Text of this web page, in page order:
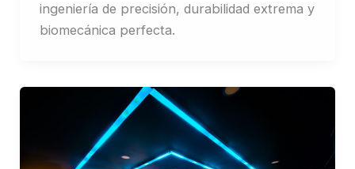
ingeniería de precisión, durabilidad extrema y
biomecánica perfecta.